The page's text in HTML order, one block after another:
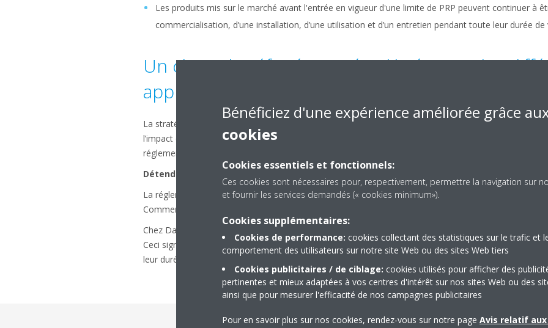
Les produits mis sur le marché avant l'entrée en vigueur d'une limite de PRP peuvent continuer à
commercialisation, d’une installation, d’une utilisation et d’un entretien pendant toute leur durée de
Un choix de réfrigérants équilibrés pour les
applications
La stratégie de Daikin consiste à choisir le réfrigérant adapté à chaque application, en équilibrant la
l’impact environnemental et le coût sur tout le cycle de vie du produit, en assurant en permanence la
réglementations en vigueur.
Détendez-vous : Daikin s’occupe de tout
La réglementation F-gas a soulevé des questions pour beaucoup d’utilisateurs, telles que « À quoi
Comment puis-je assurer que les produits peuvent être installés ? ».
Chez Daikin, nous répondons à ces préoccupations en assurant la pleine conformité de chacun de
Ceci signifie que les produits que nous vous proposons peuvent être commercialisés, utilisés,
leur durée de vie, sans aucun soucis.
Bénéficiez d'une expérience améliorée grâce
cookies
Cookies essentiels et fonctionnels:
Ces cookies sont nécessaires pour, respectivement, permettre la navigation sur
et fournir les services demandés (« cookies minimum»).
Cookies supplémentaires:
Cookies de performance: cookies collectant des statistiques sur le trafic et
comportement des utilisateurs sur notre site Web ou des sites Web tiers
Cookies publicitaires / de ciblage: cookies utilisés pour afficher des
pertinentes et mieux adaptées à vos centres d'intérêt sur nos sites Web ou des
ainsi que pour mesurer l'efficacité de nos campagnes publicitaires
Pour en savoir plus sur nos cookies, rendez-vous sur notre page Avis relatif